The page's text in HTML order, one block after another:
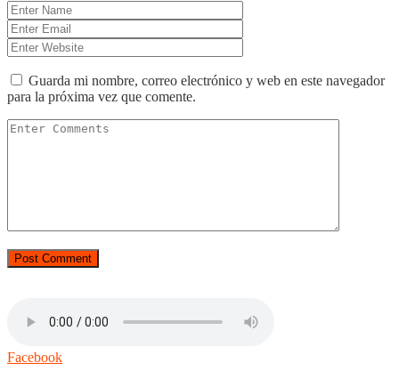
Guarda mi nombre, correo electrónico y web en este navegador
para la próxima vez que comente.
Facebook